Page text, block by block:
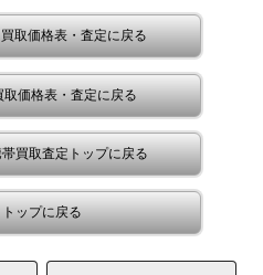
取価格表・査定に戻る
価格表・査定に戻る
買取査定トップに戻る
トップに戻る